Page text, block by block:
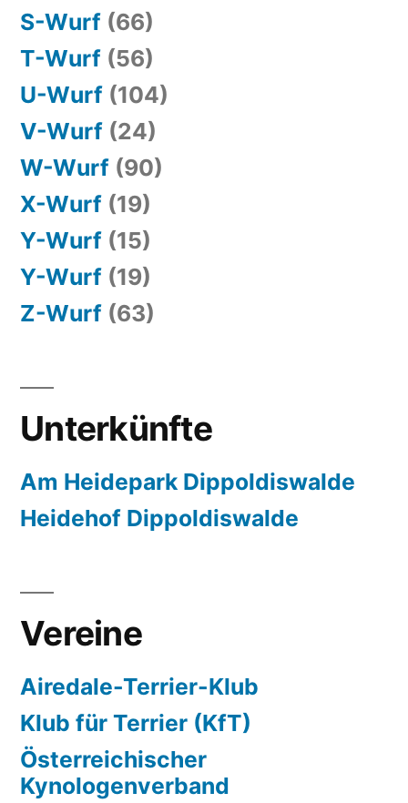
S-Wurf (66)
T-Wurf (56)
U-Wurf (104)
V-Wurf (24)
W-Wurf (90)
X-Wurf (19)
Y-Wurf (15)
Y-Wurf (19)
Z-Wurf (63)
Unterkünfte
Am Heidepark Dippoldiswalde
Heidehof Dippoldiswalde
Vereine
Airedale-Terrier-Klub
Klub für Terrier (KfT)
Österreichischer
Kynologenverband